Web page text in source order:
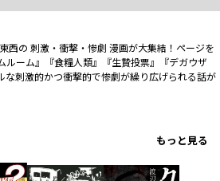
西の 刺激・衝撃・惨劇 漫画が大集結！ページを
ルーム』『食糧人類』『生贄投票』『デガウザ
な刺激的かつ衝撃的で惨劇が繰り広げられる話が
もっと見る